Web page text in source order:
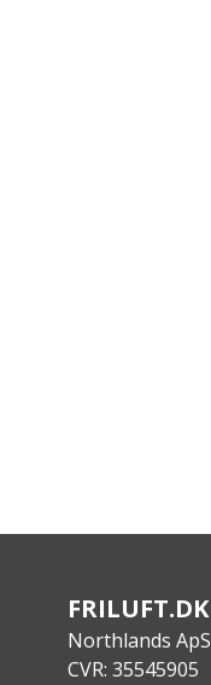
FRILUFT.DK
Northlands ApS
CVR: 35545905